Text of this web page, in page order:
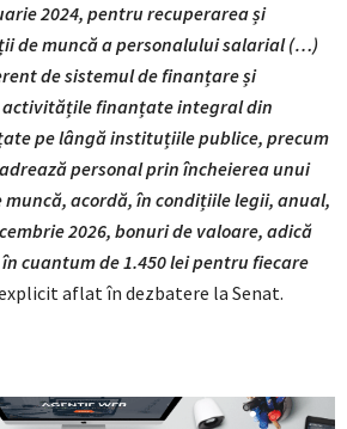
2024, pentru recuperarea și
de muncă a personalului salarial (…)
de sistemul de finanțare și
activitățile finanțate integral din
pe lângă instituțiile publice, precum
personal prin încheierea unui
acordă, în condițiile legii, anual,
2026, bonuri de valoare, adică
cuantum de 1.450 lei pentru fiecare
aflat în dezbatere la Senat.